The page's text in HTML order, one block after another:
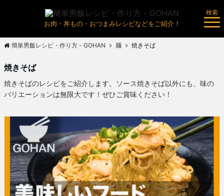
お肉・丼もの・おつまみレシピなどをご紹介！
検索
簡単男飯レシピ・作り方 - GOHAN 麺 焼きそば
焼きそば
焼きそばのレシピをご紹介します。ソース焼きそば以外にも、味の
バリエーションは無限大です！ぜひご賞味ください！